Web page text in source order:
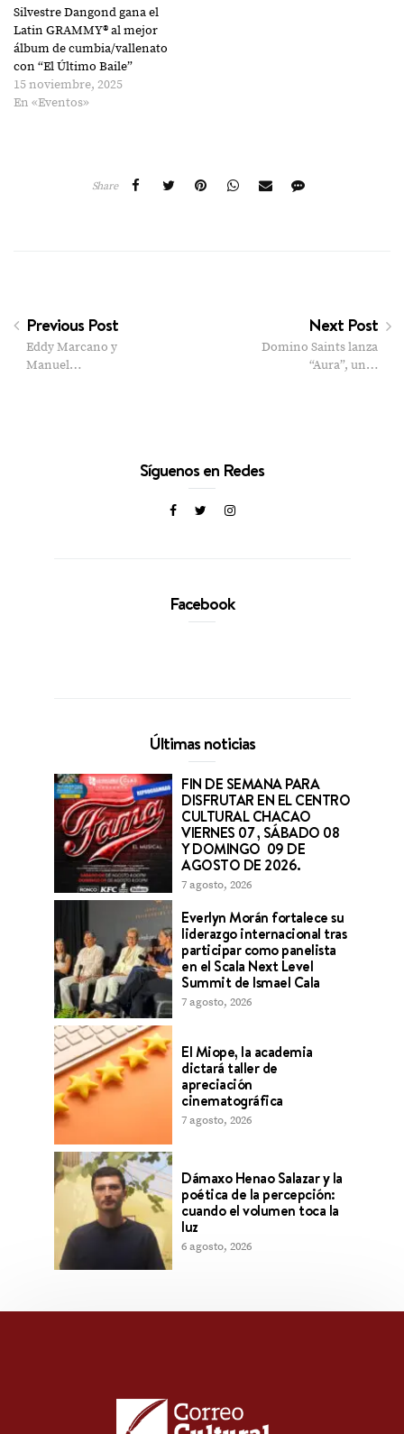
Silvestre Dangond gana el
Latin GRAMMY® al mejor
álbum de cumbia/vallenato
con “El Último Baile”
15 noviembre, 2025
En «Eventos»
Share
Previous Post
Eddy Marcano y
Manuel…
Next Post
Domino Saints lanza
“Aura”, un…
Síguenos en Redes
Facebook
Últimas noticias
FIN DE SEMANA PARA
DISFRUTAR EN EL CENTRO
CULTURAL CHACAO
VIERNES 07 , SÁBADO 08
Y DOMINGO 09 DE
AGOSTO DE 2026.
7 agosto, 2026
Everlyn Morán fortalece su
liderazgo internacional tras
participar como panelista
en el Scala Next Level
Summit de Ismael Cala
7 agosto, 2026
El Miope, la academia
dictará taller de
apreciación
cinematográfica
7 agosto, 2026
Dámaxo Henao Salazar y la
poética de la percepción:
cuando el volumen toca la
luz
6 agosto, 2026